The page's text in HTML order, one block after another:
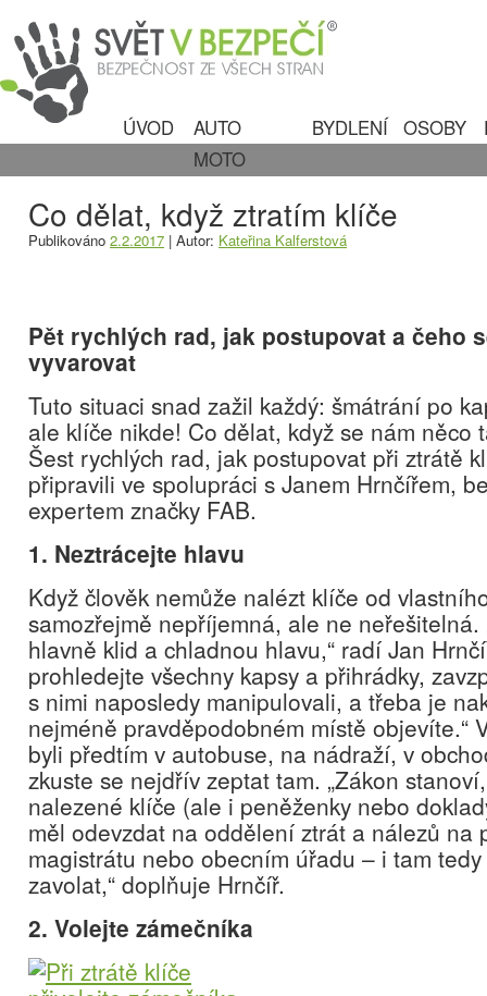
ÚVOD
AUTO
MOTO
BYDLENÍ OSOBY
Co dělat, když ztratím klíče
Publikováno 2.2.2017 | Autor: Kateřina Kalferstová
Pět rychlých rad, jak postupovat a čeho
vyvarovat
Tuto situaci snad zažil každý: šmátrání po
ale klíče nikde! Co dělat, když se nám něco
Šest rychlých rad, jak postupovat při ztrátě
připravili ve spolupráci s Janem Hrnčířem,
expertem značky FAB.
1. Neztrácejte hlavu
Když člověk nemůže nalézt klíče od
samozřejmě nepříjemná, ale ne neřešitelná.
hlavně klid a chladnou hlavu,“ radí Jan
prohledejte všechny kapsy a přihrádky,
s nimi naposledy manipulovali, a třeba je
nejméně pravděpodobném místě objevíte.“
byli předtím v autobuse, na nádraží, v
zkuste se nejdřív zeptat tam. „Zákon
nalezené klíče (ale i peněženky nebo
měl odevzdat na oddělení ztrát a nálezů na
magistrátu nebo obecním úřadu – i tam
zavolat,“ doplňuje Hrnčíř.
2. Volejte zámečníka